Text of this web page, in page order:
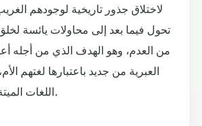
لاختلاق جذور تاريخية لوجودهم
تحول فيما بعد إلى محاولات يائسة لخلق
من العدم، وهو الهدف الذي من أجله
العبرية من جديد باعتبارها لغتهم
اللغات الميتة لسبعة عشر قرنا.